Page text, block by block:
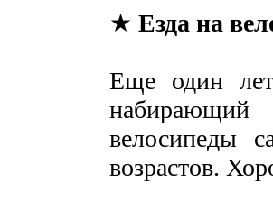
★ Езда на
Еще один
велосипеды
возрастов.